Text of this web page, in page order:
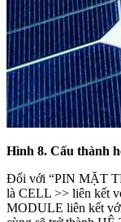
Hình 8. Cấu thành
Đối với “PIN MẶT
là CELL >> liên kết
MODULE liên kết